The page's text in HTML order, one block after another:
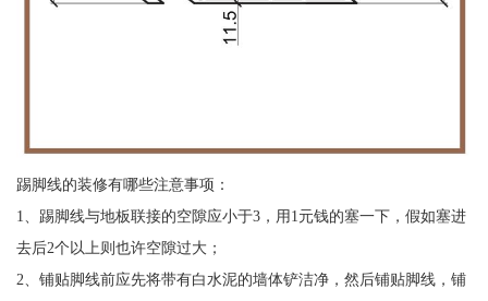
踢脚线的装修有哪些注意事项：
1、踢脚线与地板联接的空隙应小于3，用1元钱的塞一下，假如塞进
去后2个以上则也许空隙过大；
2、铺贴脚线前应先将带有白水泥的墙体铲洁净，然后铺贴脚线，铺